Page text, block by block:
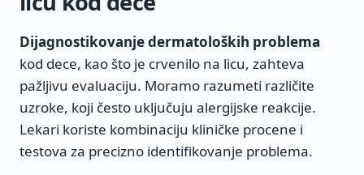
Dijagnostikovanje dermatoloških problema
kod dece, kao što je crvenilo na licu, zahteva
pažljivu evaluaciju. Moramo razumeti različite
uzroke, koji često uključuju alergijske reakcije.
Lekari koriste kombinaciju kliničke procene i
testova za precizno identifikovanje problema.